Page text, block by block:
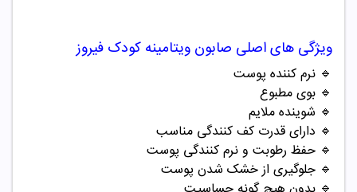
ویژگی های اصلی صابون ویتامینه کودک فیروز
🔹 نرم کننده پوست
🔹 بوی مطبوع
🔹 شوینده ملایم
🔹 دارای قدرت کف کنندگی مناسب
🔹 حفظ رطوبت و نرم کنندگی پوست
🔹 جلوگیری از خشک شدن پوست